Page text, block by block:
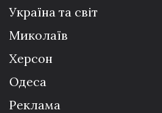
Україна та світ
Миколаїв
Херсон
Одеса
Реклама